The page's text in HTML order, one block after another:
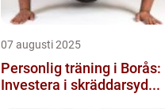
07 augusti 2025
Personlig träning i Borås:
Investera i skräddarsyd...